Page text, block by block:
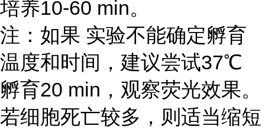
培养10-60 min。
注：如果 实验不能确定孵育
温度和时间，建议尝试37℃
孵育20 min，观察荧光效果。
若细胞死亡较多，则适当缩短